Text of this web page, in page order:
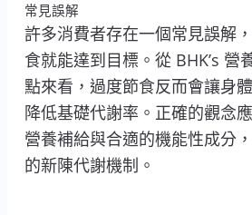
常見誤解
許多消費者存在一個常見誤解
食就能達到目標。從 BHK’s 營
點來看，過度節食反而會讓身
降低基礎代謝率。正確的觀念
營養補給與合適的機能性成分
的新陳代謝機制。